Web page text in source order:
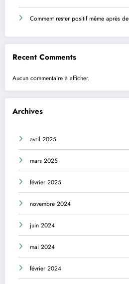
Comment rester positif même après
Recent Comments
Aucun commentaire à afficher.
Archives
avril 2025
mars 2025
février 2025
novembre 2024
juin 2024
mai 2024
février 2024